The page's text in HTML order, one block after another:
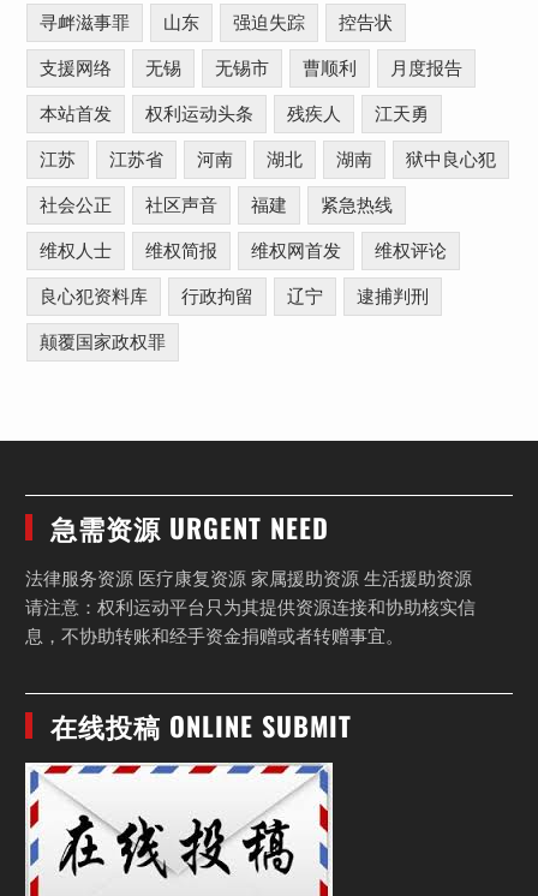
寻衅滋事罪 山东 强迫失踪 控告状
支援网络 无锡 无锡市 曹顺利 月度报告
本站首发 权利运动头条 残疾人 江天勇
江苏 江苏省 河南 湖北 湖南 狱中良心犯
社会公正 社区声音 福建 紧急热线
维权人士 维权简报 维权网首发 维权评论
良心犯资料库 行政拘留 辽宁 逮捕判刑
颠覆国家政权罪
急需资源 URGENT NEED
法律服务资源 医疗康复资源 家属援助资源 生活援助资源
请注意：权利运动平台只为其提供资源连接和协助核实信
息，不协助转账和经手资金捐赠或者转赠事宜。
在线投稿 ONLINE SUBMIT